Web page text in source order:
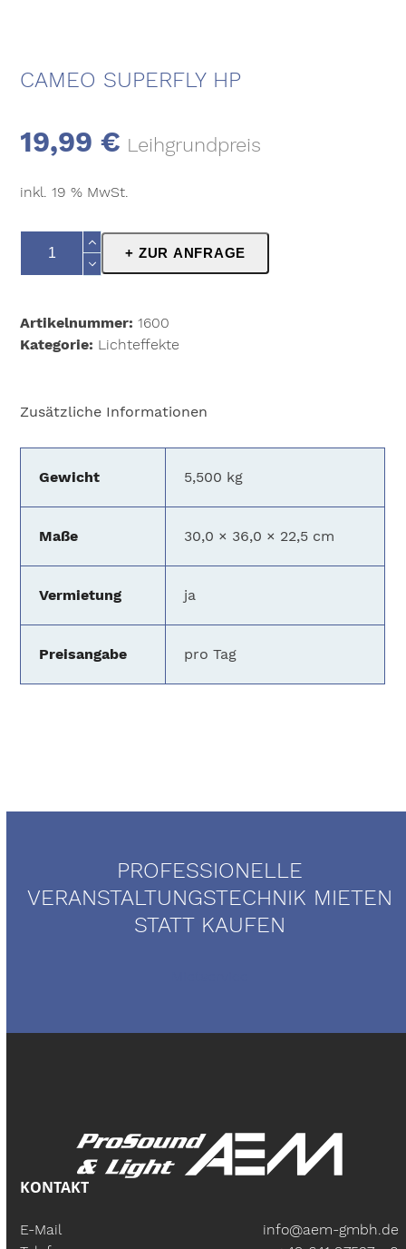
CAMEO SUPERFLY HP
19,99€ Leihgrundpreis
inkl. 19 % MwSt.
SUPERFLY
+ ZUR ANFRAGE
Artikelnummer:1600
Kategorie: Lichteffekte
Zusätzliche Informationen
Gewicht 5,500 kg
Maße 30,0 × 36,0 × 22,5 cm
Vermietung ja
Preisangabe pro Tag
PROFESSIONELLE
VERANSTALTUNGSTECHNIK MIETEN
STATT KAUFEN
KONTAKT
E-Mail
info@aem-gmbh.de